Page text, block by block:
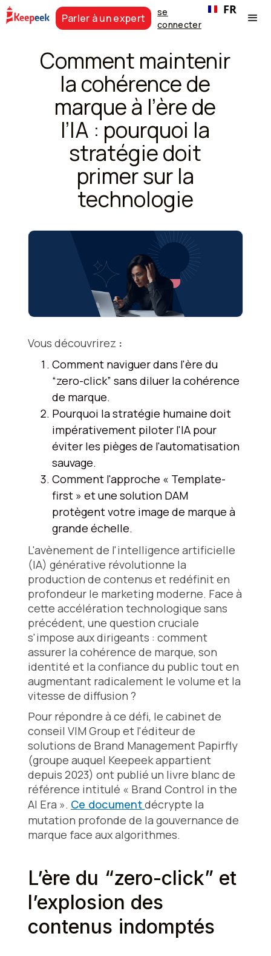
Parler à un expert
se
connecter
FR
Comment maintenir
la cohérence de
marque à l’ère de
l’IA : pourquoi la
stratégie doit
primer sur la
technologie
Vous découvrirez :
Comment naviguer dans l'ère du
“zero-click” sans diluer la cohérence
de marque.
Pourquoi la stratégie humaine doit
impérativement piloter l'IA pour
éviter les pièges de l'automatisation
sauvage.
Comment l'approche « Template-
first » et une solution DAM
protègent votre image de marque à
grande échelle.
L'avènement de l'intelligence artificielle
(IA) générative révolutionne la
production de contenus et redéfinit en
profondeur le marketing moderne. Face à
cette accélération technologique sans
précédent, une question cruciale
s'impose aux dirigeants : comment
assurer la cohérence de marque, son
identité et la confiance du public tout en
augmentant radicalement le volume et la
vitesse de diffusion ?
Pour répondre à ce défi, le cabinet de
conseil VIM Group et l'éditeur de
solutions de Brand Management Papirfly
(groupe auquel Keepeek appartient
depuis 2023) ont publié un livre blanc de
référence intitulé « Brand Control in the
AI Era ». Ce documentdécrypte la
mutation profonde de la gouvernance de
marque face aux algorithmes.
L’ère du “zero-click” et
l’explosion des
contenus indomptés